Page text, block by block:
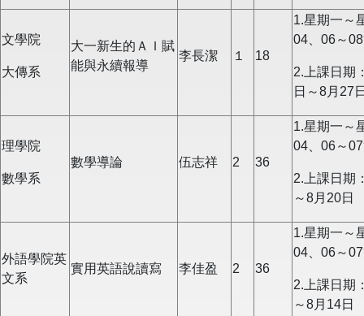
文學院
大傳系
大一新生的ＡＩ賦
能與永續報導
李長潔 １ 18
1.星期一～
04、06～
2.上課日期
日～8月27
理學院
數學系
數學導論 伍志祥 2 36
1.星期一～
04、06～
2.上課日期
～8月20日
外語學院英
文系
實用英語說讀寫 李佳盈 2 36
1.星期一～
04、06～
2.上課日期
～8月14日